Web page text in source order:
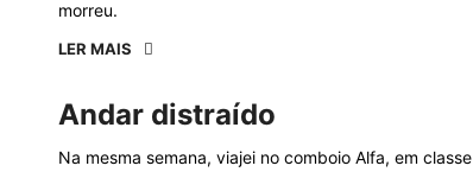
morreu.
LER MAIS
Andar distraído
Na mesma semana, viajei no comboio Alfa, em classe